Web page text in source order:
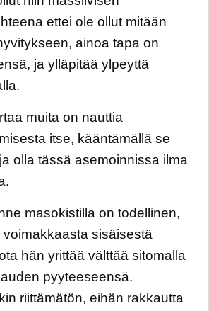
ettei ole ollut mitään
ainoa tapa on
ja ylläpitää ylpeyttä
muita on nauttia
itse, kääntämällä se
olla tässä asemoinnissa ilma
masokistilla on todellinen,
sisäisestä
hän yrittää välttää sitomalla
pyyteeseensä.
riittämätön, eihän rakkautta